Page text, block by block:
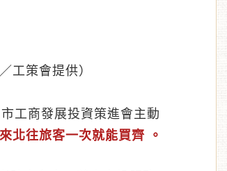
工策會提供）
工商發展投資策進會主動
北往旅客一次就能買齊 。